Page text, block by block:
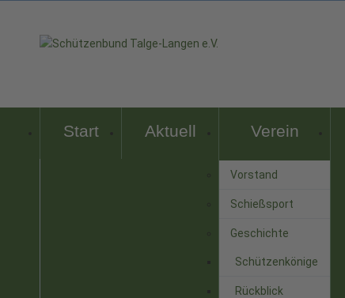
Start Aktuell Verein
Vorstand
Schießsport
Geschichte
Schützenkönige
Rückblick